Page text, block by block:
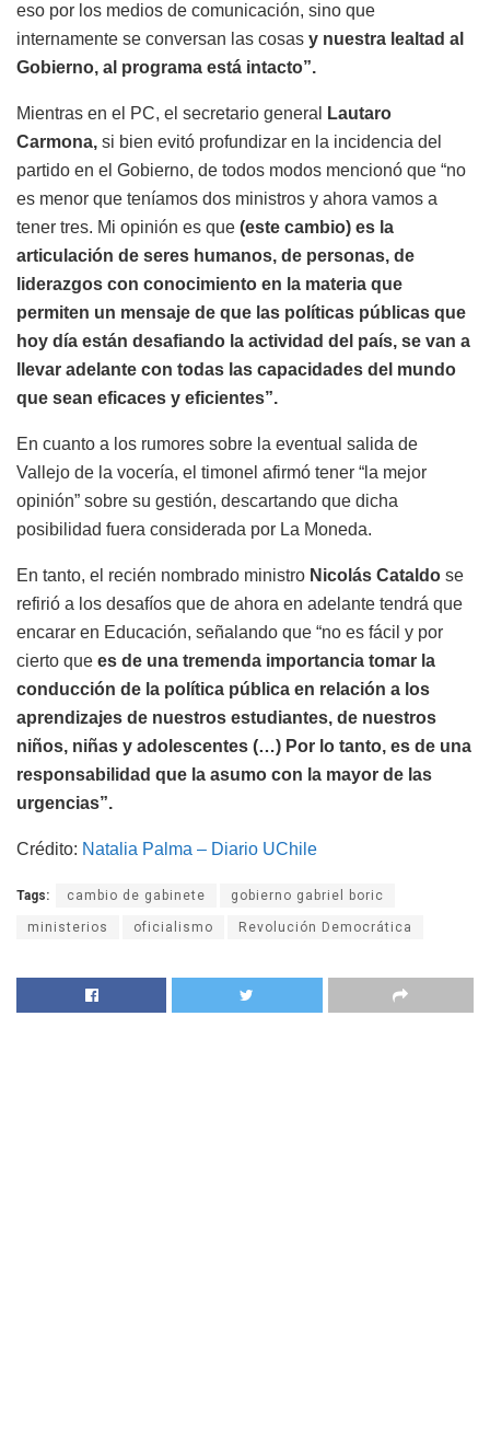
eso por los medios de comunicación, sino que
internamente se conversan las cosas y nuestra lealtad al
Gobierno, al programa está intacto”.
Mientras en el PC, el secretario general
Lautaro
Carmona, si bien evitó profundizar en la incidencia del
partido en el Gobierno, de todos modos mencionó que “no
es menor que teníamos dos ministros y ahora vamos a
tener tres. Mi opinión es que (este cambio) es la
articulación de seres humanos, de personas, de
liderazgos con conocimiento en la materia que
permiten un mensaje de que las políticas públicas que
hoy día están desafiando la actividad del país, se van a
llevar adelante con todas las capacidades del mundo
que sean eficaces y eficientes”.
En cuanto a los rumores sobre la eventual salida de
Vallejo de la vocería, el timonel afirmó tener “la mejor
opinión” sobre su gestión, descartando que dicha
posibilidad fuera considerada por La Moneda.
En tanto, el recién nombrado ministro Nicolás Cataldo se
refirió a los desafíos que de ahora en adelante tendrá que
encarar en Educación, señalando que “no es fácil y por
cierto que es de una tremenda importancia tomar la
conducción de la política pública en relación a los
aprendizajes de nuestros estudiantes, de nuestros
niños, niñas y adolescentes (…) Por lo tanto, es de una
responsabilidad que la asumo con la mayor de las
urgencias”.
Crédito: Natalia Palma – Diario UChile
Tags: cambio de gabinete gobierno gabriel boric
ministerios oficialismo Revolución Democrática